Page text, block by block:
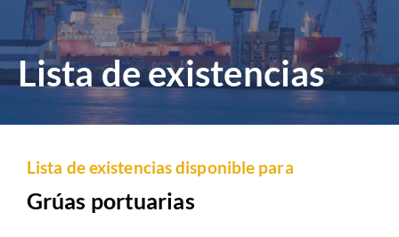
Lista de existencias
Lista de existencias disponible para
Grúas portuarias